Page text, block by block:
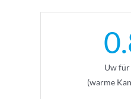
Uw für
(warme